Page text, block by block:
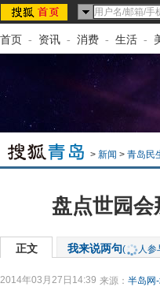
首页 - 资讯 - 消费 - 生活 -
> 新闻 > 青岛民
盘点世园
正文 我来说两句( 人参
2014年03月27日14:39 来源： 半岛网